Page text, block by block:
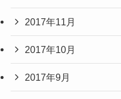
2017年11月
2017年10月
2017年9月